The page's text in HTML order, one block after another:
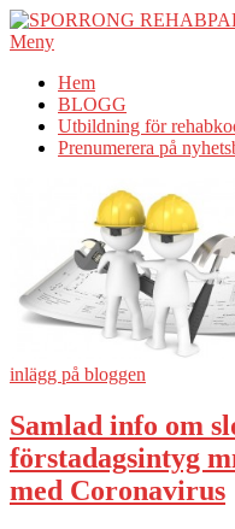
Hoppa
till
Meny
Hem
BLOGG
Utbildning för
Prenumerera på
Aktuellt
rehab
inlägg på bloggen
Samlad info om
förstadagsintyg
med Coronavirus